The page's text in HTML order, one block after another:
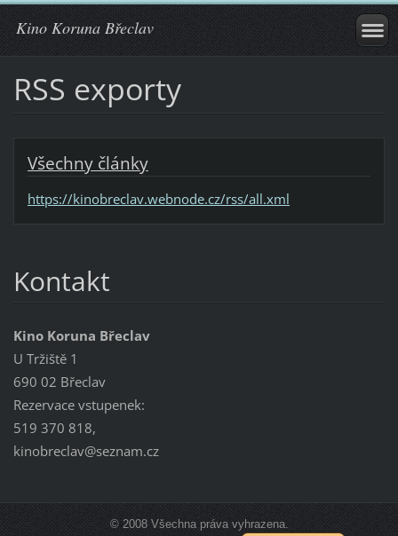
Kino Koruna Břeclav
RSS exporty
Všechny články
https://kinobreclav.webnode.cz/rss/all.xml
Kontakt
Kino Koruna Břeclav
U Tržiště 1
690 02 Břeclav
Rezervace vstupenek:
519 370 818,
kinobreclav@seznam.cz
© 2008 Všechna práva vyhrazena.